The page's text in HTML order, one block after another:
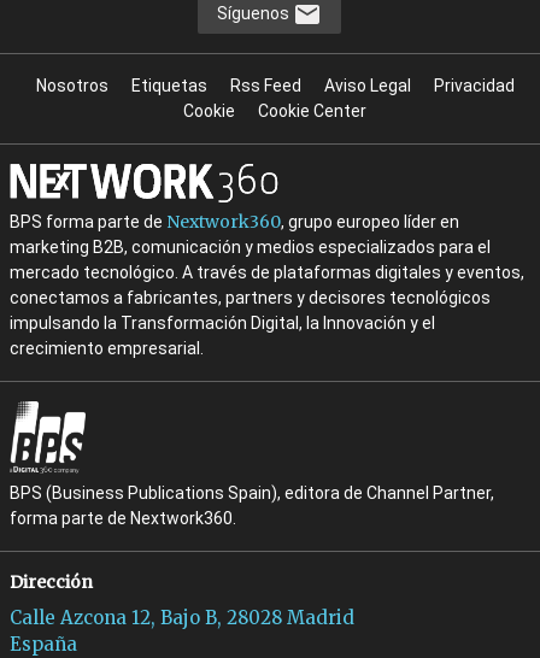
Síguenos
Nosotros Etiquetas Rss Feed Aviso Legal
Privacidad
Cookie
Cookie Center
BPS forma parte de Nextwork360, grupo europeo líder en
marketing B2B, comunicación y medios especializados para el
mercado tecnológico. A través de plataformas digitales y eventos,
conectamos a fabricantes, partners y decisores tecnológicos
impulsando la Transformación Digital, la Innovación y el
crecimiento empresarial.
BPS (Business Publications Spain), editora de Channel Partner,
forma parte de Nextwork360.
Dirección
Calle Azcona 12, Bajo B, 28028 Madrid
España